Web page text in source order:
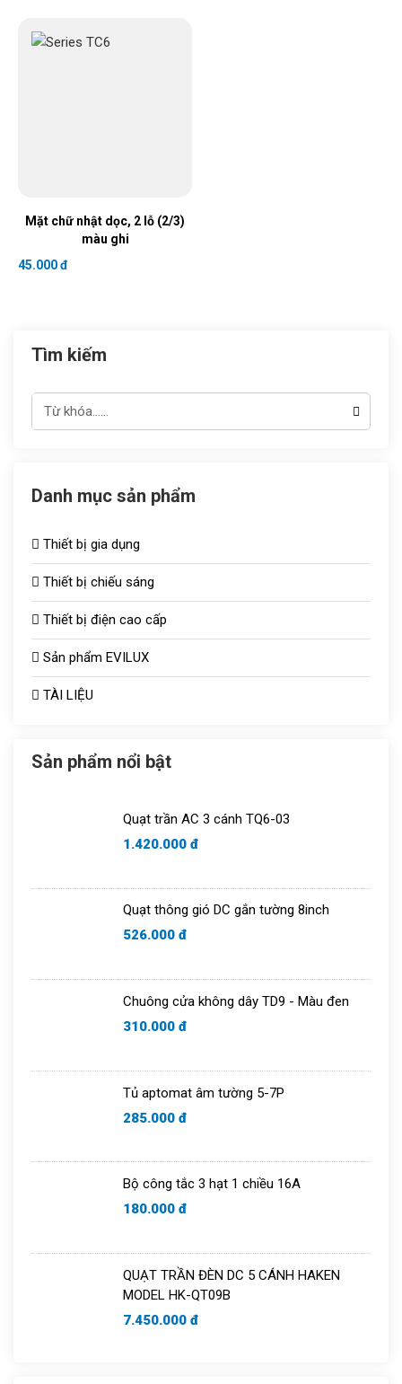
Mặt chữ nhật dọc, 2 lỗ (2/3)
màu ghi
45.000 đ
Tìm kiếm
Danh mục sản phẩm
Thiết bị gia dụng
Thiết bị chiếu sáng
Thiết bị điện cao cấp
Đèn chiếu sáng TOT
Công tắc ổ cắm
Quạt thông gió
Sản phẩm EVILUX
Bóng sưởi
Bóng bulb
TÀI LIỆU
Sản phẩm nổi bật
Quạt trần AC 3 cánh TQ6-03
1.420.000 đ
Quạt thông gió DC gắn tường 8inch
526.000 đ
Chuông cửa không dây TD9 - Màu đen
310.000 đ
Tủ aptomat âm tường 5-7P
285.000 đ
Bộ công tắc 3 hạt 1 chiều 16A
180.000 đ
QUẠT TRẦN ĐÈN DC 5 CÁNH HAKEN
MODEL HK-QT09B
7.450.000 đ